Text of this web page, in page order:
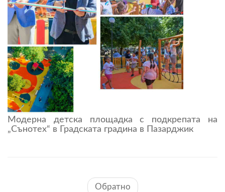
Модерна детска площадка с подкрепата на
„Сънотех“ в Градската градина в Пазарджик
Обратно